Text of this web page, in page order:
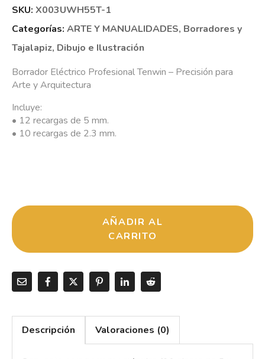
SKU: X003UWH55T-1
Categorías: ARTE Y MANUALIDADES, Borradores y
Tajalapiz, Dibujo e Ilustración
Borrador Eléctrico Profesional Tenwin – Precisión para
Arte y Arquitectura
Incluye:
• 12 recargas de 5 mm.
• 10 recargas de 2.3 mm.
AÑADIR AL
CARRITO
Descripción Valoraciones (0)